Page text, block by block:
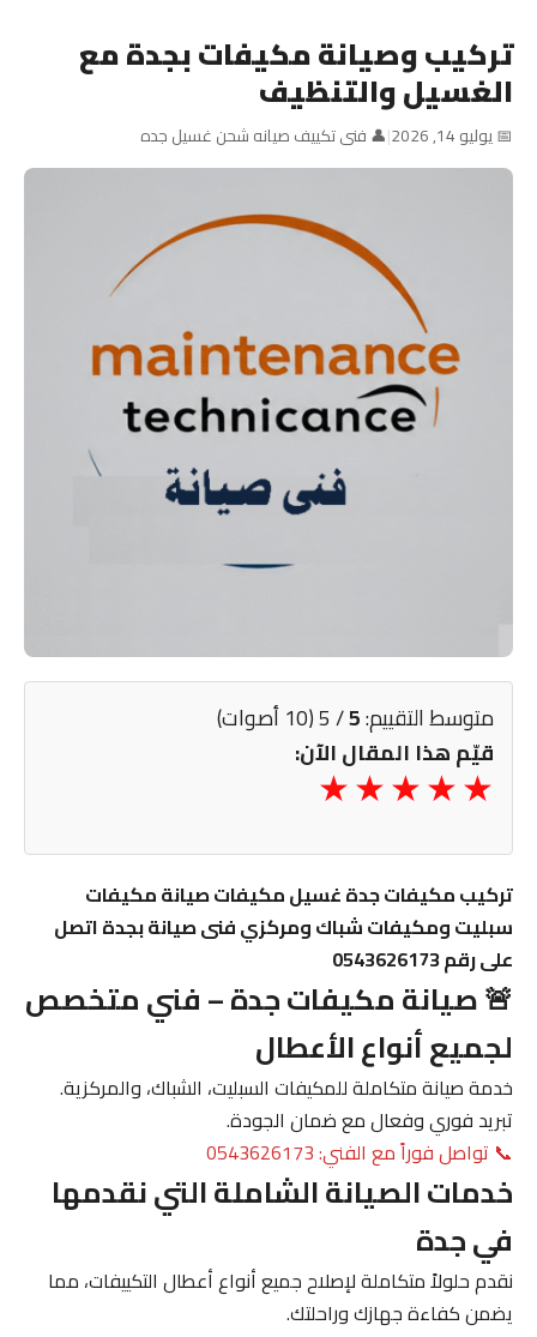
تركيب وصيانة مكيفات بجدة مع
الغسيل والتنظيف
📅 يوليو 14, 2026 |👤 فنى تكييف صيانه شحن غسيل جده
متوسط التقييم:5/ 5 (10 أصوات)
قيّم هذا المقال الآن:
تركيب مكيفات جدة غسيل مكيفات صيانة مكيفات
سبليت ومكيفات شباك ومركزي فنى صيانة بجدة اتصل
على رقم 0543626173
🚨 صيانة مكيفات جدة – فني متخصص
لجميع أنواع الأعطال
خدمة صيانة متكاملة للمكيفات السبليت، الشباك، والمركزية.
تبريد فوري وفعال مع ضمان الجودة.
📞 تواصل فوراً مع الفني: 0543626173
خدمات الصيانة الشاملة التي نقدمها
في جدة
نقدم حلولاً متكاملة لإصلاح جميع أنواع أعطال التكييفات، مما
يضمن كفاءة جهازك وراحلتك.